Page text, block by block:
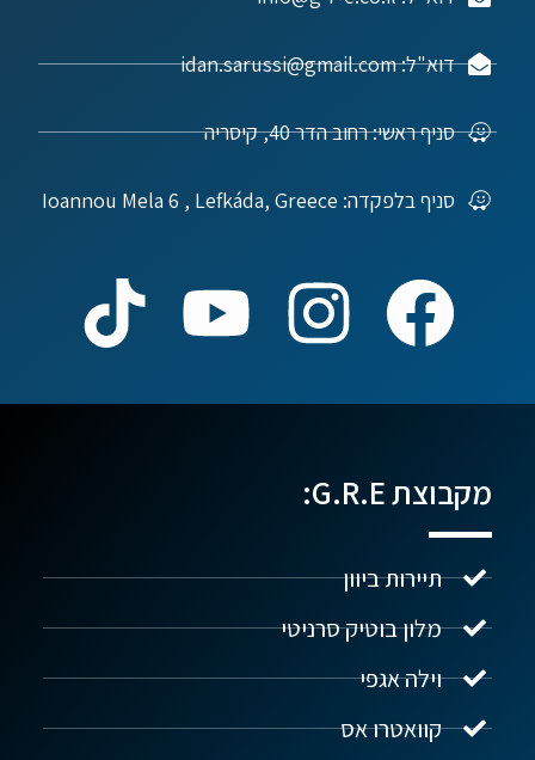
דוא"ל: idan.sarussi@gmail.com
סניף ראשי: רחוב הדר 40, קיסריה
סניף בלפקדה: Ioannou Mela 6 , Lefkáda, Greece
מקבוצת G.R.E:
תיירות ביוון
מלון בוטיק סרניטי
וילה אגפי
קוואטרו אס
נדל"ן ביוון G.R.E